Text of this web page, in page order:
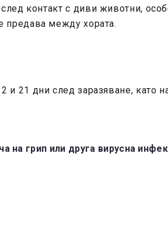
след контакт с диви животни,
предава между хората.
21 дни след заразяване, като
на грип или друга вирусна